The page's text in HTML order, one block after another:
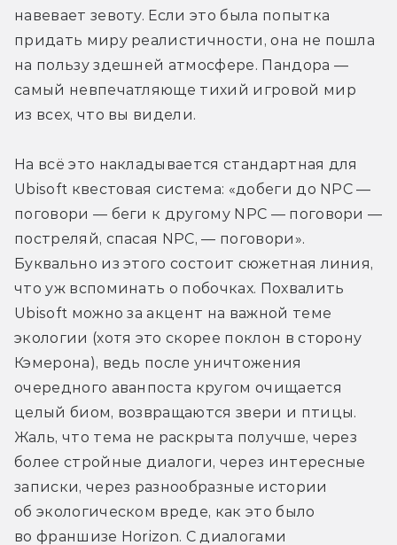
навевает зевоту. Если это была попытка
придать миру реалистичности, она не пошла
на пользу здешней атмосфере. Пандора —
самый невпечатляюще тихий игровой мир
из всех, что вы видели.
На всё это накладывается стандартная для
Ubisoft квестовая система: «добеги до NPC —
поговори — беги к другому NPC — поговори —
постреляй, спасая NPC, — поговори».
Буквально из этого состоит сюжетная линия,
что уж вспоминать о побочках. Похвалить
Ubisoft можно за акцент на важной теме
экологии (хотя это скорее поклон в сторону
Кэмерона), ведь после уничтожения
очередного аванпоста кругом очищается
целый биом, возвращаются звери и птицы.
Жаль, что тема не раскрыта получше, через
более стройные диалоги, через интересные
записки, через разнообразные истории
об экологическом вреде, как это было
во франшизе Horizon. С диалогами